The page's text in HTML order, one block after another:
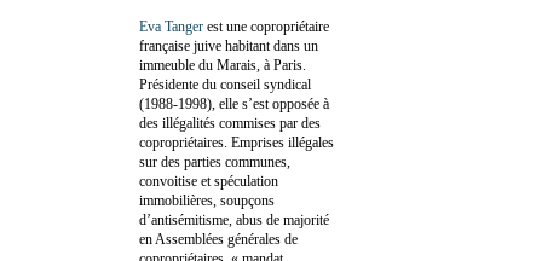
Eva Tanger est une copropriétaire
française juive habitant dans un
immeuble du Marais, à Paris.
Présidente du conseil syndical
(1988-1998), elle s’est opposée à
des illégalités commises par des
copropriétaires. Emprises illégales
sur des parties communes,
convoitise et spéculation
immobilières, soupçons
d’antisémitisme, abus de majorité
en Assemblées générales de